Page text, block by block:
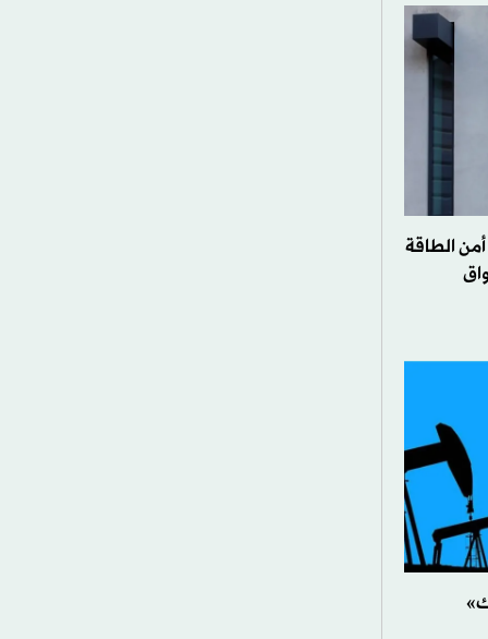
الطاقة